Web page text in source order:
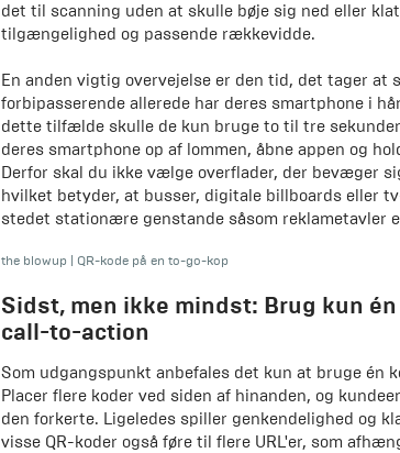
det til scanning uden at skulle bøje sig ned eller
tilgængelighed og passende rækkevidde.
En anden vigtig overvejelse er den tid, det tager at
forbipasserende allerede har deres smartphone i
dette tilfælde skulle de kun bruge to til tre
deres smartphone op af lommen, åbne appen og
Derfor skal du ikke vælge overflader, der bevæger
hvilket betyder, at busser, digitale billboards eller
stedet stationære genstande såsom reklametavler
the blowup QR-kode på en to-go-kop
Sidst, men ikke mindst: Brug kun
call-to-action
Som udgangspunkt anbefales det kun at bruge én
Placer flere koder ved siden af hinanden, og
den forkerte. Ligeledes spiller genkendelighed og
visse QR-koder også føre til flere URL'er, som